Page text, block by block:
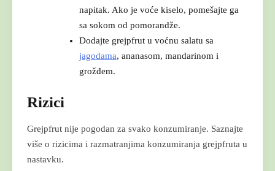
napitak. Ako je voće kiselo, pomešajte ga
sa sokom od pomorandže.
Dodajte grejpfrut u voćnu salatu sa
jagodama, ananasom, mandarinom i
grožđem.
Rizici
Grejpfrut nije pogodan za svako konzumiranje. Saznajte
više o rizicima i razmatranjima konzumiranja grejpfruta u
nastavku.